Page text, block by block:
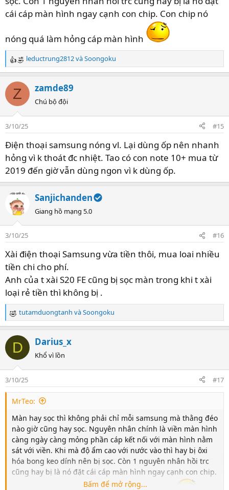
cái cáp màn hình ngay cạnh con chip. Con chip nó
nóng quá làm hỏng cáp màn hình
R
e
a
t
n
s
:
leductrung2812vàSoongoku
Z zamde89
Chú bộ đội
3/10/25 #15
Điện thoại samsung nóng vl. Lại dùng ốp nên nhanh
hỏng vì k thoát đc nhiệt. Tao có con note 10+ mua từ
2019 đến giờ vẫn dùng ngon vì k dùng ốp.
Sanjichanden
Giang hồ mạng 5.0
3/10/25 #16
Xài điện thoại Samsung vừa tiền thôi, mua loai nhiều
tiền chi cho phí.
Anh của t xài S20 FE cũng bị sọc màn trong khi t xài
loại rẻ tiền thì không bị .
R
e
a
t
n
s
tutamduongtanh vàSoongoku
D Darius_x
Khổ vì lồn
3/10/25 #17
MrTeo:
Màn hay sọc thì không phải chỉ mỗi samsung mà thằng đéo
nào giờ cũng hay sọc. Nguyên nhân chính là viền màn hình
càng ngày càng mỏng phần cáp kết nối với màn hình nằm
sát với viền. Khi mà độ ẩm cao với nước vào thì hay bị ôxi
hóa bong keo dính nên bị sọc. Còn 1 nguyên nhân hồi trc
cũng hay bị là nó đặt cái cáp màn hình ngay cạnh con chip.
Bấm để mở rộng...